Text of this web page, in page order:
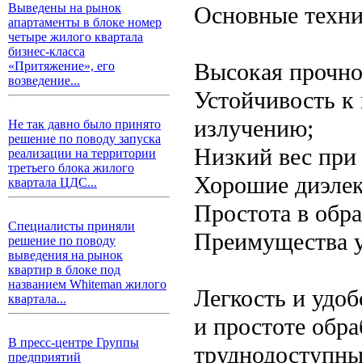
Выведены на рынок
апартаменты в блоке номер
четыре жилого квартала
бизнес-класса
«Притяжение», его
возведение...
Не так давно было принято
решение по поводу запуска
реализации на территории
третьего блока жилого
квартала ЦДС...
Специалисты приняли
решение по поводу
выведения на рынок
квартир в блоке под
названием Whiteman жилого
квартала...
В пресс-центре Группы
предприятий
Основные
Высокая
Устойчивость
излучению;
Низкий вес при
Хорошие
Простота в
Преимущества
Легкость и
и простоте